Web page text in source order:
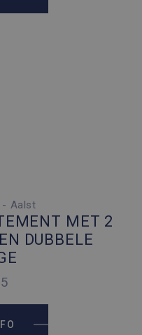
- Aalst
MET 2
DUBBELE